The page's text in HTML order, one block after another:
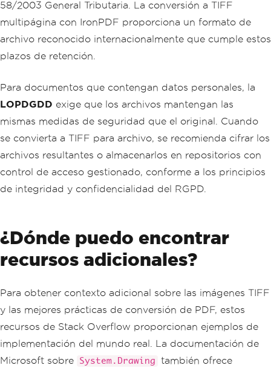
58/2003 General Tributaria. La conversión a TIFF
multipágina con IronPDF proporciona un formato de
archivo reconocido internacionalmente que cumple estos
plazos de retención.
Para documentos que contengan datos personales, la
LOPDGDD exige que los archivos mantengan las
mismas medidas de seguridad que el original. Cuando
se convierta a TIFF para archivo, se recomienda cifrar los
archivos resultantes o almacenarlos en repositorios con
control de acceso gestionado, conforme a los principios
de integridad y confidencialidad del RGPD.
¿Dónde puedo encontrar
recursos adicionales?
Para obtener contexto adicional sobre las imágenes TIFF
y las mejores prácticas de conversión de PDF, estos
recursos de Stack Overflow proporcionan ejemplos de
implementación del mundo real. La documentación de
Microsoft sobre
System.Drawing
también ofrece